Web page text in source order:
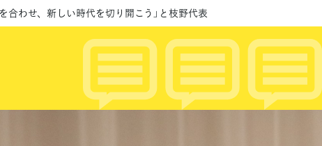
合わせ、新しい時代を切り開こう」と枝野代表